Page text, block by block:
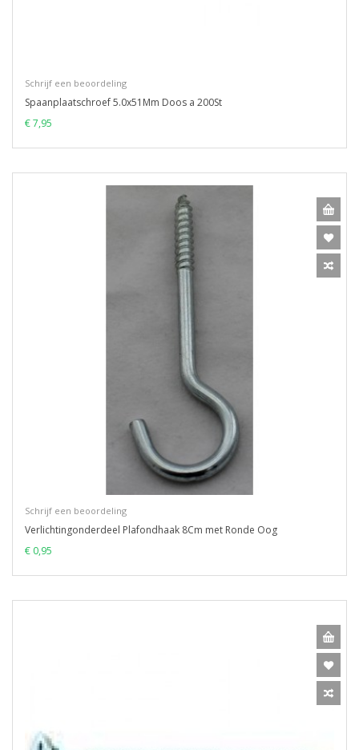
Schrijf een beoordeling
Spaanplaatschroef 5.0x51Mm Doos a 200St
€ 7,95
Schrijf een beoordeling
Verlichtingonderdeel Plafondhaak 8Cm met Ronde Oog
€ 0,95